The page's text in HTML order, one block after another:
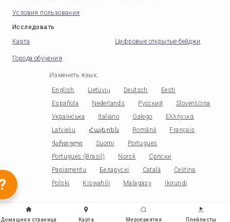
Условия пользования
Исследовать
Карта
Цифровые открытые бейджи
Города обучения
Изменить язык:
English Lietuvių Deutsch
Eesti
Española
Nederlands Русский
Slovenščina
Українська
Italiano Galego
Ελληνικά
Latviešu
Հայերեն Română
Français
ქართული
Suomi
Portugues
Portugues (Brasil)
Norsk
Српски
Papiamentu
Беларускі Català
Čeština
Polski
Kiswahili Malagasy Ikirundi
Домашняя страница Карта Мероприятия Плейлисты